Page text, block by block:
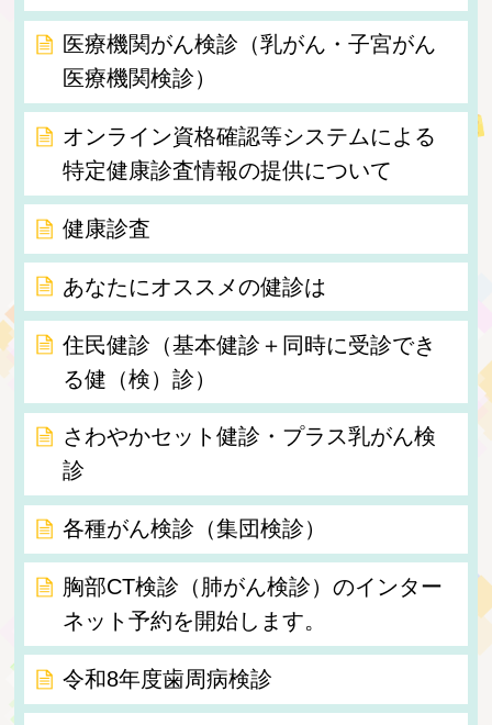
医療機関がん検診（乳がん・子宮がん
医療機関検診）
オンライン資格確認等システムによる
特定健康診査情報の提供について
健康診査
あなたにオススメの健診は
住民健診（基本健診＋同時に受診でき
る健（検）診）
さわやかセット健診・プラス乳がん検
診
各種がん検診（集団検診）
胸部CT検診（肺がん検診）のインター
ネット予約を開始します。
令和8年度歯周病検診